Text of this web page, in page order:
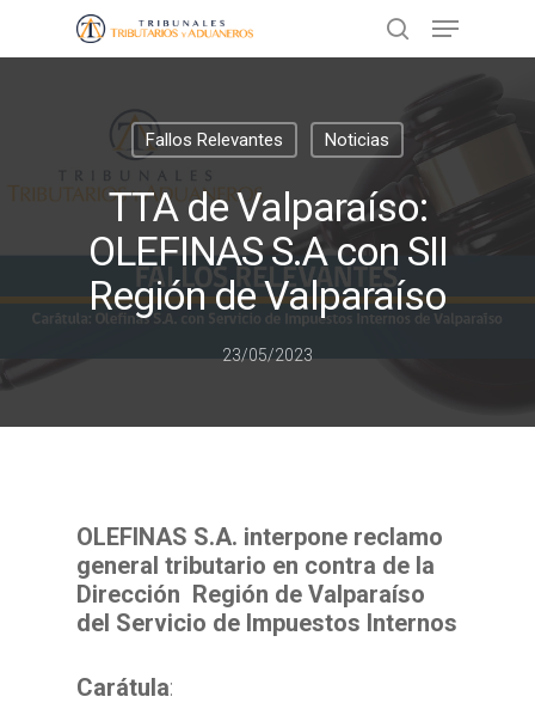
Presione ENTER para buscar o ESC
para cerrar
Fallos Relevantes Noticias
TTA de Valparaíso:
OLEFINAS S.A con SII
Región de Valparaíso
23/05/2023
OLEFINAS S.A. interpone reclamo
general tributario en contra de la
Dirección Región de Valparaíso
del Servicio de Impuestos Internos
Carátula: